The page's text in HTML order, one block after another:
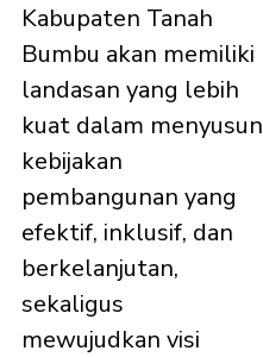
Kabupaten Tanah
Bumbu akan memiliki
landasan yang lebih
kuat dalam menyusun
kebijakan
pembangunan yang
efektif, inklusif, dan
berkelanjutan,
sekaligus
mewujudkan visi